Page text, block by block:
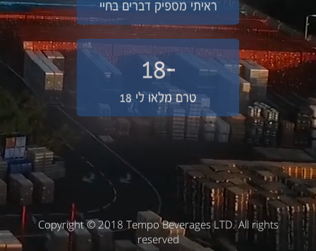
ראיתי מספיק דברים בחיי
-18
טרם מלאו לי 18
Copyright © 2018 Tempo Beverages LTD. All rights
reserved